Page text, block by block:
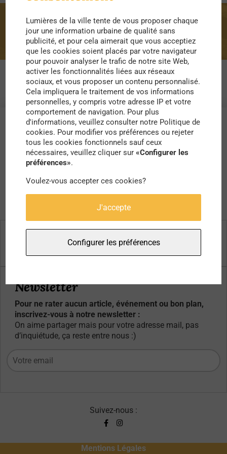
portable
Newsletter
Pour ne rater aucun article, événement ou bon plan,
inscrivez-vous à notre newsletter :
On aime partager mais pour votre adresse mail, pas
d’inquiétude, ça reste entre nous :)
Suivez-nous :
Mentions Légales
Lumières de la ville tente de vous proposer chaque
jour une information urbaine de qualité sans
publicité, et pour cela aimerait que vous acceptiez
que les cookies soient placés par votre navigateur
pour pouvoir analyser le trafic de notre site Web,
activer les fonctionnalités liées aux réseaux
sociaux, et vous proposer un contenu personnalisé.
Cela impliquera le traitement de vos informations
personnelles, y compris votre adresse IP et votre
comportement de navigation. Pour plus
d'informations, veuillez consulter notre Politique de
cookies. Pour modifier vos préférences ou rejeter
tous les cookies fonctionnels sauf ceux
nécessaires, veuillez cliquer sur«Configurer les
préférences».
Voulez-vous accepter ces cookies?
J'accepte
Configurer les préférences